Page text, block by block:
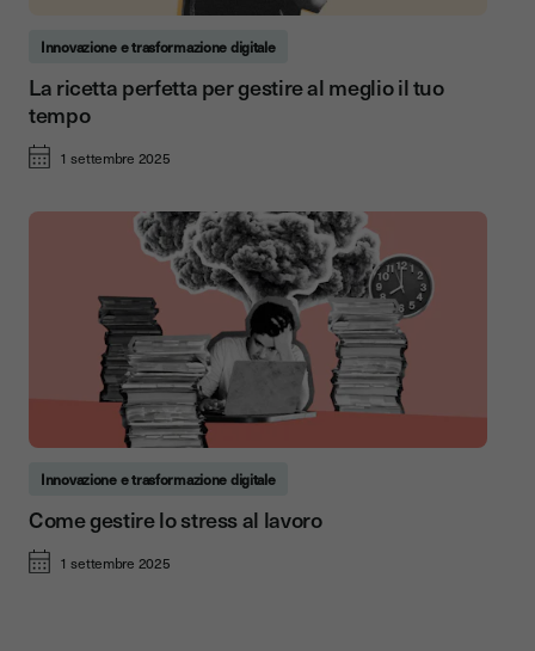
Innovazione e trasformazione digitale
La ricetta perfetta per gestire al meglio il tuo
tempo
1 settembre 2025
Innovazione e trasformazione digitale
Come gestire lo stress al lavoro
1 settembre 2025